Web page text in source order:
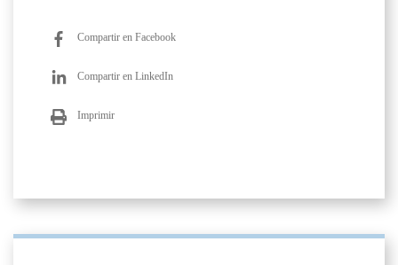
Compartir en Facebook
Compartir en LinkedIn
Imprimir